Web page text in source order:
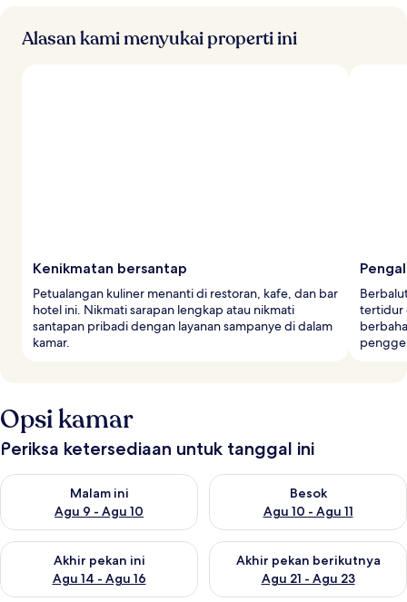
Alasan kami menyukai properti ini
Kenikmatan bersantap
Petualangan kuliner menanti di restoran, kafe, dan bar
hotel ini. Nikmati sarapan lengkap atau nikmati
santapan pribadi dengan layanan sampanye di dalam
kamar.
tertidur
Opsi kamar
Periksa ketersediaan untuk tanggal ini
Malam ini
Agu 9 - Agu 10
Periksa ketersediaan untuk malam ini Agu 9 - Agu 10
Besok
Agu 10 - Agu 11
Periksa ketersediaan untuk
Akhir pekan ini
Agu 14 - Agu 16
Periksa ketersediaan untuk akhir pekan ini Agu 14 - Agu 16
Akhir pekan berikutnya
Agu 21 - Agu 23
Periksa ketersediaan untuk